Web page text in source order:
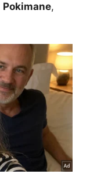
Pokimane,